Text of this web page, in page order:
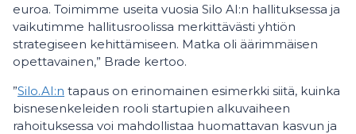
euroa. Toimimme useita vuosia Silo AI:n hallituksessa ja
vaikutimme hallitusroolissa merkittävästi yhtiön
strategiseen kehittämiseen. Matka oli äärimmäisen
opettavainen,” Brade kertoo.
”Silo.AI:n tapaus on erinomainen esimerkki siitä, kuinka
bisnesenkeleiden rooli startupien alkuvaiheen
rahoituksessa voi mahdollistaa huomattavan kasvun ja